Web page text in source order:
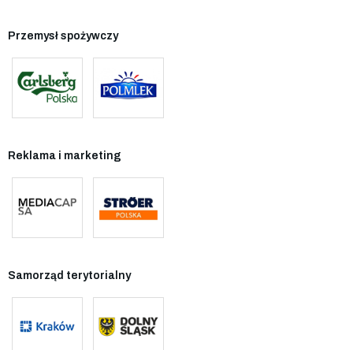
Przemysł spożywczy
Reklama i marketing
Samorząd terytorialny